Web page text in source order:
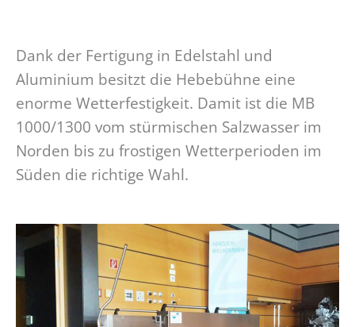
Dank der Fertigung in Edelstahl und
Aluminium besitzt die Hebebühne eine
enorme Wetterfestigkeit. Damit ist die MB
1000/1300 vom stürmischen Salzwasser im
Norden bis zu frostigen Wetterperioden im
Süden die richtige Wahl.